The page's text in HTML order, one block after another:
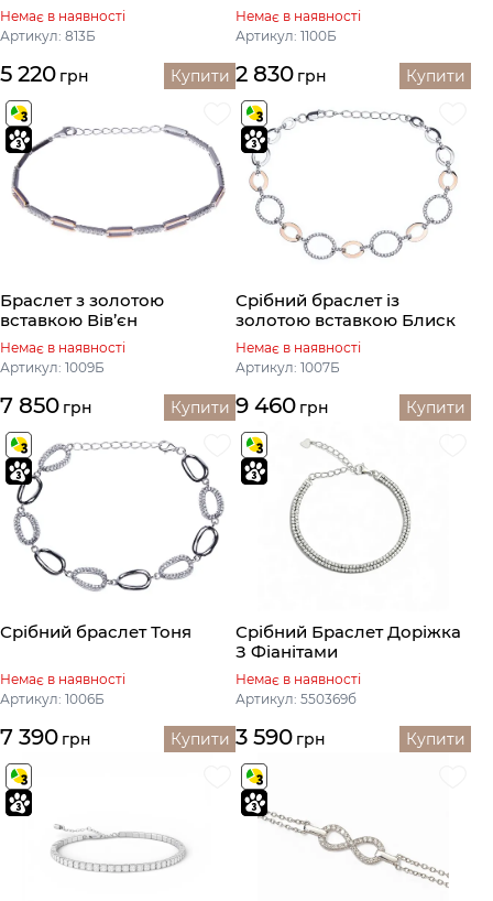
Немає в наявності
Артикул: 813Б
5 220 грн Купити
Немає в наявності
Артикул: 1100Б
2 830 грн Купити
Браслет з золотою
вставкою Вів’єн
Немає в наявності
Артикул: 1009Б
7 850 грн Купити
Срібний браслет із
золотою вставкою Блиск
Немає в наявності
Артикул: 1007Б
9 460 грн Купити
Срібний браслет Тоня
Немає в наявності
Артикул: 1006Б
7 390 грн Купити
Срібний Браслет Доріжка
З Фіанітами
Немає в наявності
Артикул: 550369б
3 590 грн Купити